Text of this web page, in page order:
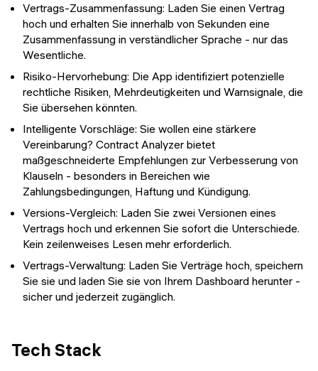
Vertrags-Zusammenfassung: Laden Sie einen Vertrag
hoch und erhalten Sie innerhalb von Sekunden eine
Zusammenfassung in verständlicher Sprache - nur das
Wesentliche.
Risiko-Hervorhebung: Die App identifiziert potenzielle
rechtliche Risiken, Mehrdeutigkeiten und Warnsignale, die
Sie übersehen könnten.
Intelligente Vorschläge: Sie wollen eine stärkere
Vereinbarung? Contract Analyzer bietet
maßgeschneiderte Empfehlungen zur Verbesserung von
Klauseln - besonders in Bereichen wie
Zahlungsbedingungen, Haftung und Kündigung.
Versions-Vergleich: Laden Sie zwei Versionen eines
Vertrags hoch und erkennen Sie sofort die Unterschiede.
Kein zeilenweises Lesen mehr erforderlich.
Vertrags-Verwaltung: Laden Sie Verträge hoch, speichern
Sie sie und laden Sie sie von Ihrem Dashboard herunter -
sicher und jederzeit zugänglich.
Tech Stack